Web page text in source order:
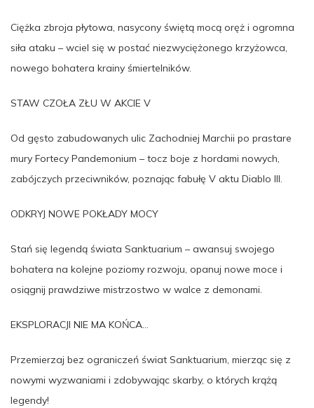
Ciężka zbroja płytowa, nasycony świętą mocą oręż i ogromna
siła ataku – wciel się w postać niezwyciężonego krzyżowca,
nowego bohatera krainy śmiertelników.
STAW CZOŁA ZŁU W AKCIE V
Od gęsto zabudowanych ulic Zachodniej Marchii po prastare
mury Fortecy Pandemonium – tocz boje z hordami nowych,
zabójczych przeciwników, poznając fabułę V aktu Diablo III.
ODKRYJ NOWE POKŁADY MOCY
Stań się legendą świata Sanktuarium – awansuj swojego
bohatera na kolejne poziomy rozwoju, opanuj nowe moce i
osiągnij prawdziwe mistrzostwo w walce z demonami.
EKSPLORACJI NIE MA KOŃCA…
Przemierzaj bez ograniczeń świat Sanktuarium, mierząc się z
nowymi wyzwaniami i zdobywając skarby, o których krążą
legendy!